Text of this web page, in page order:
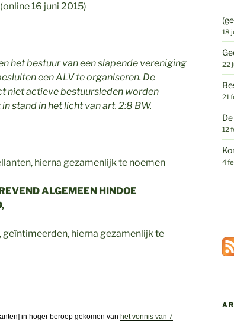
(online 16 juni 2015)
het bestuur van een slapende vereniging
een ALV te organiseren. De
niet actieve bestuursleden worden
stand in het licht van art. 2:8 BW.
hierna gezamenlijk te noemen
ALGEMEEN HINDOE
hierna gezamenlijk te
in hoger beroep gekomen van het vonnis van 7
18
22
21
12
4